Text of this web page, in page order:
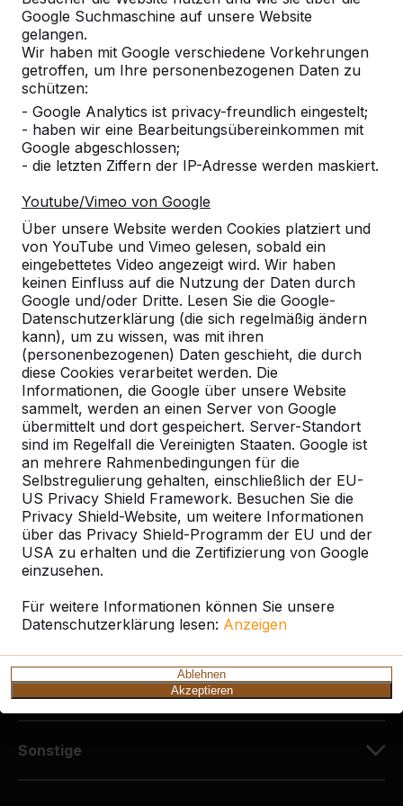
Google Suchmaschine auf unsere Website
gelangen.
Wir haben mit Google verschiedene Vorkehrungen
getroffen, um Ihre personenbezogenen Daten zu
schützen:
- Google Analytics ist privacy-freundlich eingestelt;
- haben wir eine Bearbeitungsübereinkommen mit
Google abgeschlossen;
- die letzten Ziffern der IP-Adresse werden maskiert.
Youtube/Vimeo von Google
Über unsere Website werden Cookies platziert und
von YouTube und Vimeo gelesen, sobald ein
eingebettetes Video angezeigt wird. Wir haben
keinen Einfluss auf die Nutzung der Daten durch
Google und/oder Dritte. Lesen Sie die Google-
Datenschutzerklärung (die sich regelmäßig ändern
kann), um zu wissen, was mit ihren
(personenbezogenen) Daten geschieht, die durch
diese Cookies verarbeitet werden. Die
Informationen, die Google über unsere Website
sammelt, werden an einen Server von Google
übermittelt und dort gespeichert. Server-Standort
sind im Regelfall die Vereinigten Staaten. Google ist
an mehrere Rahmenbedingungen für die
Selbstregulierung gehalten, einschließlich der EU-
US Privacy Shield Framework. Besuchen Sie die
Privacy Shield-Website, um weitere Informationen
über das Privacy Shield-Programm der EU und der
USA zu erhalten und die Zertifizierung von Google
einzusehen.
Für weitere Informationen können Sie unsere
Datenschutzerklärung lesen: Anzeigen
Ablehnen
Akzeptieren
Alles anzeigen
Kategorie
Alles anzeigen
Ort oder Postleitzahl suchen
Kontakt
HeBlad Deutschland
Diekerstraße 97
42781 Haan
Deutschland
+49 212 934 77 25
info@HeBlad.de
Kundenservice
Sonstige